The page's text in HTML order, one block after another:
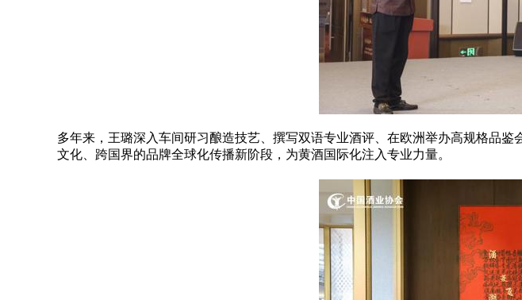
多年来，王璐深入车间研习酿造技艺、撰写双语专业酒评、在欧洲举办高规格品
文化、跨国界的品牌全球化传播新阶段，为黄酒国际化注入专业力量。